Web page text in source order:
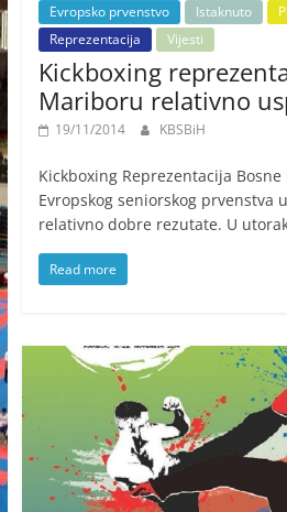
Evropsko prvenstvo Istaknuto
Reprezentacija
Vijesti
Kickboxing
Mariboru relativno
19/11/2014 KBSBiH
Kickboxing Reprezentacija
Evropskog seniorskog prvenstva
relativno dobre rezutate. U
Read more